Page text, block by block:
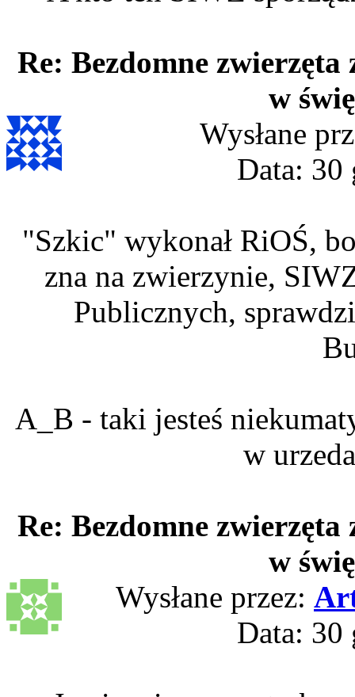
Re: Bezdomne
w
Wysłane
Data: 30
"Szkic" wykonał RiOŚ,
zna na zwierzynie,
Publicznych,
A_B - taki jesteś
w
Re: Bezdomne
w
Wysłane przez:
Data: 30